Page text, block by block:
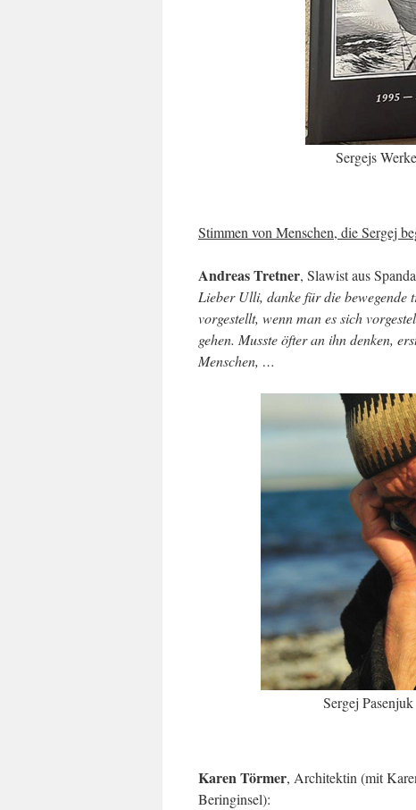
Sergejs
Stimmen von Menschen, die Sergej
Andreas Tretner, Slawist aus
Lieber Ulli, danke für die bewegende
vorgestellt, wenn man es sich
gehen. Musste öfter an ihn denken,
Menschen, …
Sergej
Karen Törmer, Architektin (mit
Beringinsel):